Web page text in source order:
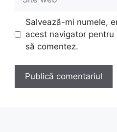
web
Salvează-mi numele,
acest navigator
să comentez.